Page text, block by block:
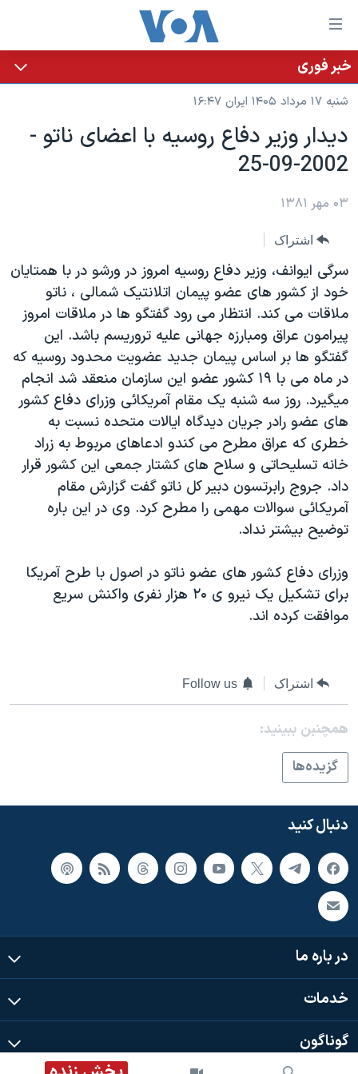
لینکهای
قابل
دسترسی
جهش
محتوای
اصلی
به
اصلی
جهش
به
جستجو
خانه
نسخه سبک وب‌سایت
موضوع ها
ایران
آمریکا
گزیده‌ها
ویژه برنامه‌ها
ویدیوها
فرهنگ و زندگی
حقوق شهروندی
اقتصادی
علم و فناوری
اسرائیل در جنگ
گالری عکس
برنامه های تلویزیونی
جدول برنامه ها
صفحه‌های ویژه
عملیات خشم حماسی
۲۵۰سالگی آمریکا
بایگانی برنامه‌های تلویزیونی
مستندها
انتخابات ریاست جمهوری آمریکا ۲۰۲۴
حمله جمهوری اسلامی به اسرائیل
رمز مهسا
ورزش زنان در ایران
اعتراضات زن، زندگی، آزادی
تریبونال مردمی آبان ۹۸
دادگاه حمید نوری
اعتراضات مردمی آبان ۹۸
همایش محافظه‌کاران آمریکا «سی‌پک»
صفحه‌های ویژه
سفر پرزیدنت ترامپ به چین
فرکانس‌های صدای آمریکا
پخش رادیویی
یادگیری زبان انگلیسی
دنبال کنید
زبانهای مختلف
خبر فوری
شنبه ۱۷ مرداد ۱۴۰۵ ایران ۱۶:۴۷
ديدار وزير دفاع روسيه با اعضای ناتو -
2002-09-25
۰۳ مهر ۱۳۸۱
اشتراک
سرگی ايوانف، وزير دفاع روسيه امروز در ورشو در با همتايان
خود از کشور های عضو پيمان اتلانتيک شمالی ، ناتو
ملاقات می کند. انتظار می رود گفتگو ها در ملاقات امروز
پيرامون عراق ومبارزه جهانی عليه تروريسم باشد. اين
گفتگو ها بر اساس پيمان جديد عضويت محدود روسيه که
در ماه می با ۱۹ کشور عضو اين سازمان منعقد شد انجام
ميگيرد. روز سه شنبه يک مقام آمريکائی وزرای دفاع کشور
های عضو رادر جريان ديدگاه ايالات متحده نسبت به
خطری که عراق مطرح می کندو ادعاهای مربوط به زراد
خانه تسليحاتی و سلاح های کشتار جمعی اين کشور قرار
داد. جروج رابرتسون دبير کل ناتو گفت گزارش مقام
آمريکائی سوالات مهمی را مطرح کرد. وی در اين باره
توضيح بيشتر نداد.
وزرای دفاع کشور های عضو ناتو در اصول با طرح آمريکا
برای تشکيل يک نيرو ی ۲۰ هزار نفری واکنش سريع
موافقت کرده اند.
اشتراک Follow us
همچنبن ببینید:
گزيده‌ها
دنبال کنید
در باره ما
خدمات
گوناگون